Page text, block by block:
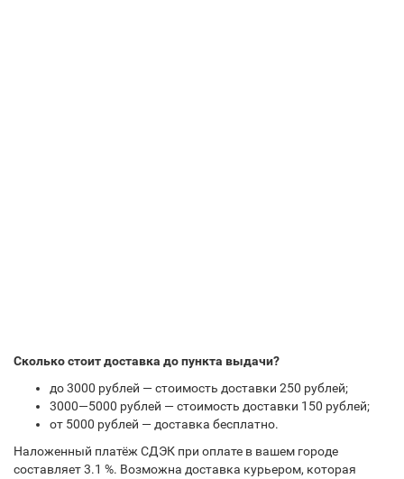
Сколько стоит доставка до пункта выдачи?
до 3000 рублей — стоимость доставки 250 рублей;
3000—5000 рублей — стоимость доставки 150 рублей;
от 5000 рублей — доставка бесплатно.
Наложенный платёж СДЭК при оплате в вашем городе
составляет 3.1 %. Возможна доставка курьером, которая